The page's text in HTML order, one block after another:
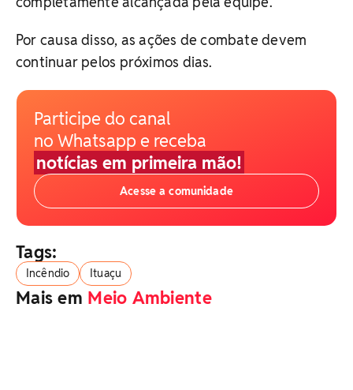
Por causa disso, as ações de combate devem
continuar pelos próximos dias.
Participe do canal
no Whatsapp e receba
notícias em primeira mão!
Acesse a comunidade
Tags:
Incêndio Ituaçu
Mais em Meio Ambiente